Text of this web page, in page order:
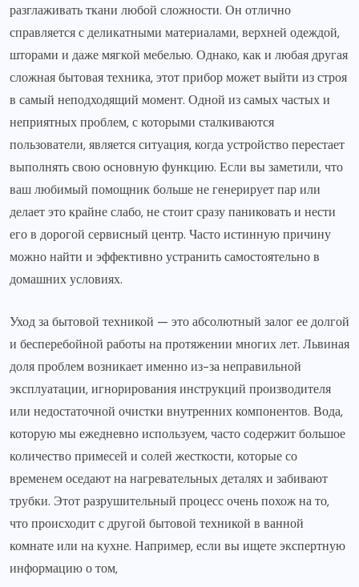
разглаживать ткани любой сложности. Он отлично
справляется с деликатными материалами, верхней одеждой,
шторами и даже мягкой мебелью. Однако, как и любая другая
сложная бытовая техника, этот прибор может выйти из строя
в самый неподходящий момент. Одной из самых частых и
неприятных проблем, с которыми сталкиваются
пользователи, является ситуация, когда устройство перестает
выполнять свою основную функцию. Если вы заметили, что
ваш любимый помощник больше не генерирует пар или
делает это крайне слабо, не стоит сразу паниковать и нести
его в дорогой сервисный центр. Часто истинную причину
можно найти и эффективно устранить самостоятельно в
домашних условиях.
Уход за бытовой техникой — это абсолютный залог ее долгой
и бесперебойной работы на протяжении многих лет. Львиная
доля проблем возникает именно из-за неправильной
эксплуатации, игнорирования инструкций производителя
или недостаточной очистки внутренних компонентов. Вода,
которую мы ежедневно используем, часто содержит большое
количество примесей и солей жесткости, которые со
временем оседают на нагревательных деталях и забивают
трубки. Этот разрушительный процесс очень похож на то,
что происходит с другой бытовой техникой в ванной
комнате или на кухне. Например, если вы ищете экспертную
информацию о том,